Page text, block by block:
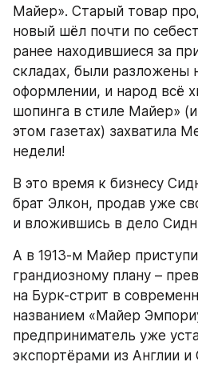
Майер». Старый товар
новый шёл почти по
ранее находившиеся за
складах, были разложены
оформлении, и народ всё
шопинга в стиле Майер»
этом газетах) захватила
недели!
В это время к бизнесу
брат Элкон, продав уже
и вложившись в дело
А в 1913-м Майер
грандиозному плану –
на Бурк-стрит в
названием «Майер
предприниматель уже
экспортёрами из Англии